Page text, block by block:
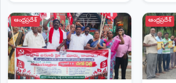
ఆంధ్రప్రదేశ్ ఆంధ్రప్రదేశ్